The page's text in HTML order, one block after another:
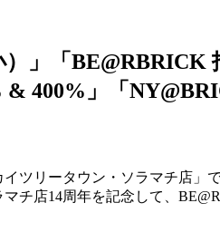
）」「
& 400%」「
ツリータウン・ソラマチ店」
チ店14周年を記念して、